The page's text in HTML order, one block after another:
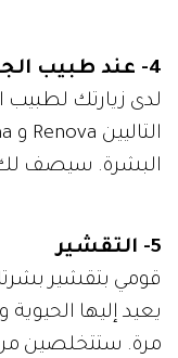
4- عند طبيب الجلد
لدى زيارتك لطبيب
البشرة. سيصف
5- التقشير
قومي بتقشير
مرة. ستتخلصين من